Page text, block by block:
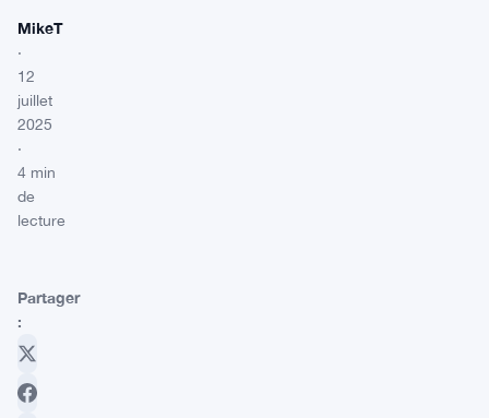
MikeT
·
12
juillet
2025
·
4 min
de
lecture
Partager
: